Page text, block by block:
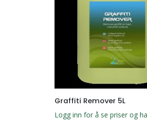
Graffiti Remover 5L
Logg inn for å se priser og